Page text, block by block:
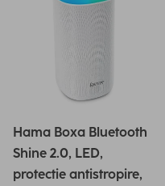
Hama Boxa Bluetooth
Shine 2.0, LED,
protectie antistropire,